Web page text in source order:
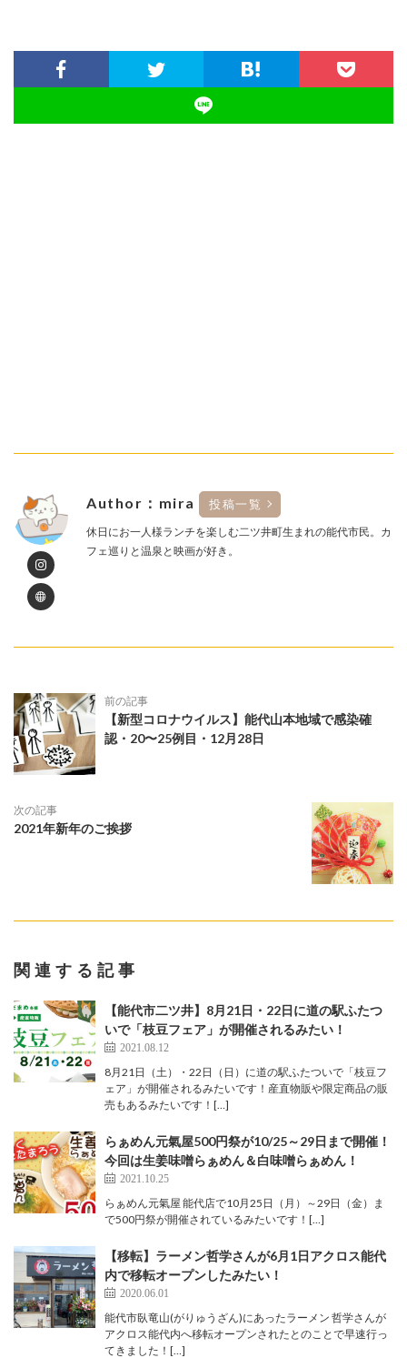
Author：mira 投稿一覧
休日にお一人様ランチを楽しむ二ツ井町生まれの能代市民。カ
フェ巡りと温泉と映画が好き。
前の記事
【新型コロナウイルス】能代山本地域で感染確
認・20〜25例目・12月28日
次の記事
2021年新年のご挨拶
関連する記事
【能代市二ツ井】8月21日・22日に道の駅ふたつ
いで「枝豆フェア」が開催されるみたい！
2021.08.12
8月21日（土）・22日（日）に道の駅ふたついで「枝豆フ
ェア」が開催されるみたいです！産直物販や限定商品の販
売もあるみたいです！[…]
らぁめん元氣屋500円祭が10/25～29日まで開催！
今回は生姜味噌らぁめん＆白味噌らぁめん！
2021.10.25
らぁめん元氣屋 能代店で10月25日（月）～29日（金）ま
で500円祭が開催されているみたいです！[…]
【移転】ラーメン哲学さんが6月1日アクロス能代
内で移転オープンしたみたい！
2020.06.01
能代市臥竜山(がりゅうざん)にあったラーメン 哲学さんが
アクロス能代内へ移転オープンされたとのことで早速行っ
てきました！[…]